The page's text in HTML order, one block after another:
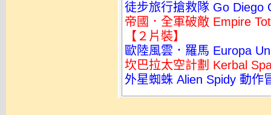
徒步旅行搶救隊 Go Diego
帝國．全軍破敵 Empire
【２片裝】
歐陸風雲．羅馬 Europa
坎巴拉太空計劃 Kerbal
外星蜘蛛 Alien Spidy 動作